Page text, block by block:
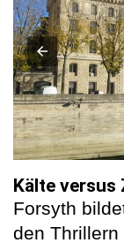
Kälte versus
Forsyth
den